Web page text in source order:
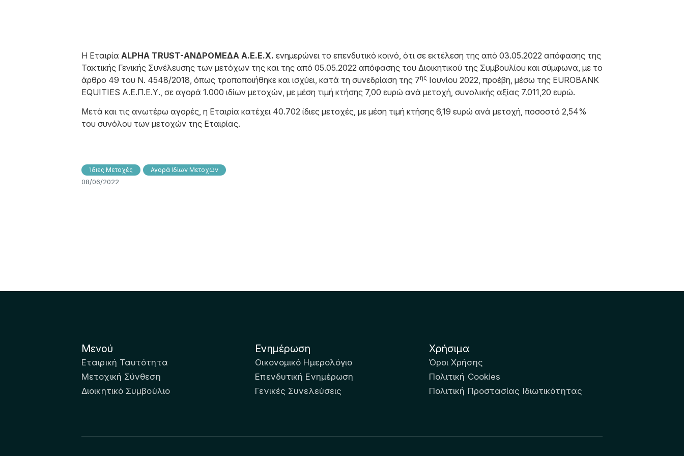
Η Εταιρία ALPHA TRUST-ΑΝΔΡΟΜΕΔΑ Α.Ε.Ε.Χ. ενημερώνει το επενδυτικό κοινό, ότι σε εκτέλεση της από 03.05.2022 απόφασης της
Τακτικής Γενικής Συνέλευσης των μετόχων της και της από 05.05.2022 απόφασης του Διοικητικού της Συμβουλίου και σύμφωνα, με το
άρθρο 49 του N. 4548/2018, όπως τροποποιήθηκε και ισχύει, κατά τη συνεδρίαση της 7ης Ιουνίου 2022, προέβη, μέσω της EUROBANK
EQUITIES Α.Ε.Π.Ε.Υ., σε αγορά 1.000 ιδίων μετοχών, με μέση τιμή κτήσης 7,00 ευρώ ανά μετοχή, συνολικής αξίας 7.011,20 ευρώ.
Μετά και τις ανωτέρω αγορές, η Εταιρία κατέχει 40.702 ίδιες μετοχές, με μέση τιμή κτήσης 6,19 ευρώ ανά μετοχή, ποσοστό 2,54%
του συνόλου των μετοχών της Εταιρίας.
Ίδιες Μετοχές Αγορά Ιδίων Μετοχών
08/06/2022
Μενού
Εταιρική Ταυτότητα
Μετοχική Σύνθεση
Διοικητικό Συμβούλιο
Ενημέρωση
Οικονομικό Ημερολόγιο
Επενδυτική Ενημέρωση
Γενικές Συνελεύσεις
Χρήσιμα
Όροι Χρήσης
Πολιτική Cookies
Πολιτική Προστασίας Ιδιωτικότητας